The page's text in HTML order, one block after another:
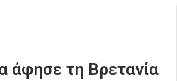
άφησε τη Βρετανία